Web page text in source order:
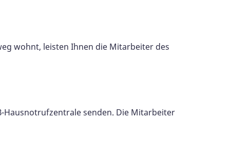
wohnt, leisten Ihnen die Mitarbeiter des
Hausnotrufzentrale senden. Die Mitarbeiter